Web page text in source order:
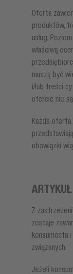
Oferta
produktów,
usług.
właściwą
muszą być
i/lub treści
ofercie nie
Każda oferta
obowiązki
Z
zostaje
konsumenta i
związanych.
Jeżeli